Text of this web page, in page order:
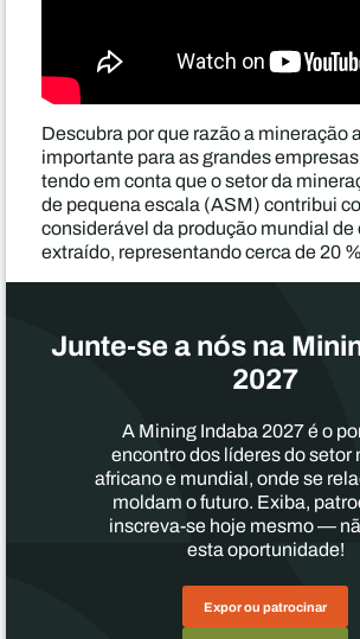
Descubra por que razão a mineração
importante para as grandes
tendo em conta que o setor da
de pequena escala (ASM) contribui
considerável da produção mundial de
extraído, representando cerca de 20
Junte-se a nós na
2027
A Mining Indaba 2027 é o
encontro dos líderes do setor
africano e mundial, onde se
moldam o futuro. Exiba,
inscreva-se hoje mesmo —
esta oportunidade!
Expor ou patrocinar